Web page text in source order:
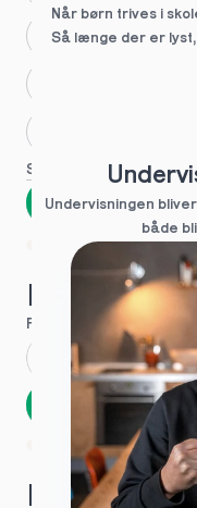
Større skoleglæde
Se flere
1 ud af 9
Hvad
Fornavn
Opbevares
1 ud af 9
Hvordan
Når børn trives i
Så længe der er
Undervisningen
både